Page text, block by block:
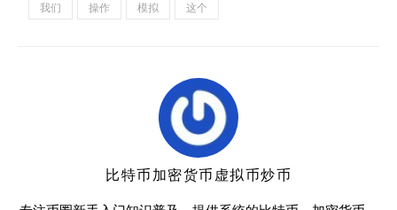
我们 操作 模拟 这个
比特币加密货币虚拟币炒币